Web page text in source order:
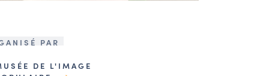
PAR
DE L'IMAGE